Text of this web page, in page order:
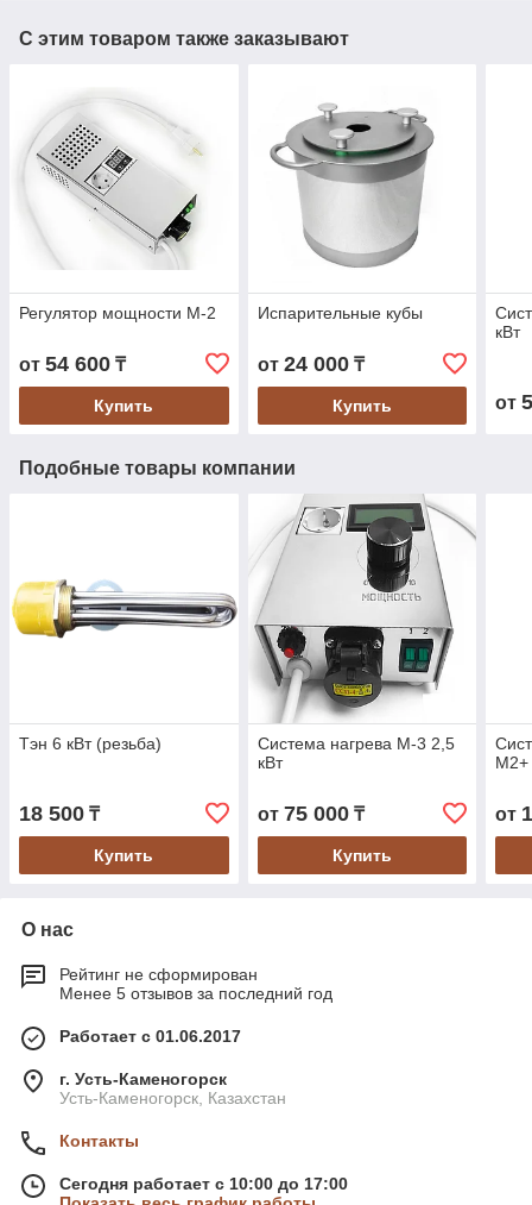
С этим товаром также заказывают
Регулятор мощности М-2
от 54 600 ₸
Купить
Испарительные кубы
от 24 000₸
Купить
кВт
от
Подобные товары компании
Тэн 6 кВт (резьба)
18 500 ₸
Купить
Система нагрева М-3 2,5
кВт
от 75 000₸
Купить
М2+
от
О нас
Рейтинг не сформирован
Менее 5 отзывов за последний год
Работает с 01.06.2017
г. Усть-Каменогорск
Усть-Каменогорск, Казахстан
Контакты
Сегодня работает с 10:00 до 17:00